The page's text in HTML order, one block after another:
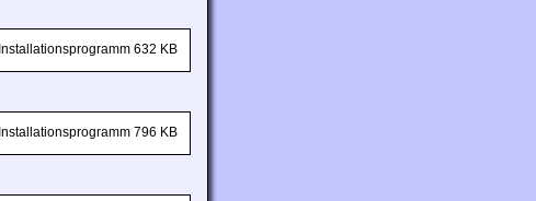
Installationsprogramm 632 KB
Installationsprogramm 796 KB